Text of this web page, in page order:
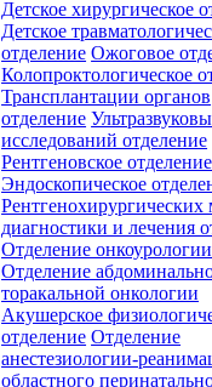
Детское хирургическое
Детское
отделение Ожоговое
Колопроктологическое
Трансплантации органов
отделение
исследований отделение
Рентгеновское отделение
Эндоскопическое
Рентгенохирургических
диагностики и лечения
Отделение онкоурологии
Отделение
торакальной онкологии
Акушерское
отделение Отделение
анестезиологии-
областного